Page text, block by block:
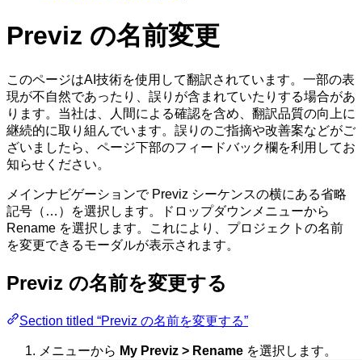
Previz の名前変更
このページはAI技術を使用して翻訳されています。一部の表
現が不自然であったり、誤りが含まれていたりする場合があ
ります。当社は、人間による確認を含め、翻訳品質の向上に
継続的に取り組んでいます。誤りのご指摘や改善案などがご
ざいましたら、ページ下部のフィードバック欄を利用してお
知らせください。
メインナビゲーションで Previz シーケンスの横にある省略
記号（…）を選択します。ドロップダウンメニューから
Rename を選択します。これにより、プロジェクトの名前
を変更できるモーダルが表示されます。
Previz の名前を変更する
Section titled “Previz の名前を変更する”
メニューから My Previz > Rename を選択します。